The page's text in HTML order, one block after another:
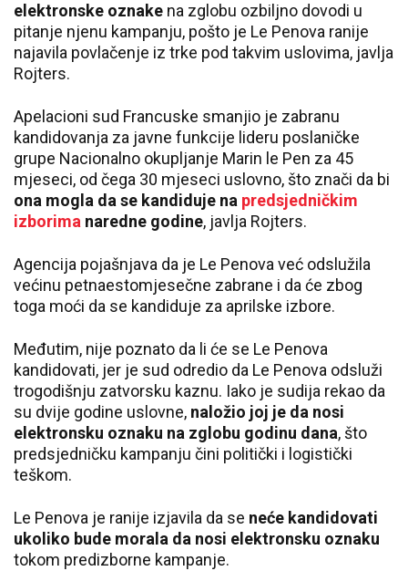
elektronske oznake na zglobu ozbiljno dovodi u
pitanje njenu kampanju, pošto je Le Penova ranije
najavila povlačenje iz trke pod takvim uslovima, javlja
Rojters.
Apelacioni sud Francuske smanjio je zabranu
kandidovanja za javne funkcije lideru poslaničke
grupe Nacionalno okupljanje Marin le Pen za 45
mjeseci, od čega 30 mjeseci uslovno, što znači da bi
ona mogla da se kandiduje na predsjedničkim
izborima naredne godine, javlja Rojters.
Agencija pojašnjava da je Le Penova već odslužila
većinu petnaestomjesečne zabrane i da će zbog
toga moći da se kandiduje za aprilske izbore.
Međutim, nije poznato da li će se Le Penova
kandidovati, jer je sud odredio da Le Penova odsluži
trogodišnju zatvorsku kaznu. Iako je sudija rekao da
su dvije godine uslovne, naložio joj je da nosi
elektronsku oznaku na zglobu godinu dana, što
predsjedničku kampanju čini politički i logistički
teškom.
Le Penova je ranije izjavila da se neće kandidovati
ukoliko bude morala da nosi elektronsku oznaku
tokom predizborne kampanje.